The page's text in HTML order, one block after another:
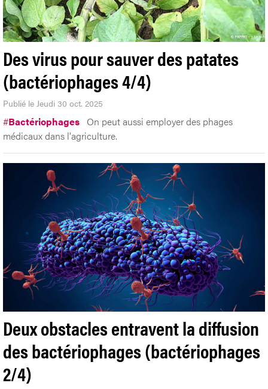
Des virus pour sauver des patates
(bactériophages 4/4)
Publié le Jeudi 30 oct. 2025
#Bactériophages On peut aussi employer des phages
médicaux dans l'agriculture.
Deux obstacles entravent la diffusion
des bactériophages (bactériophages
2/4)